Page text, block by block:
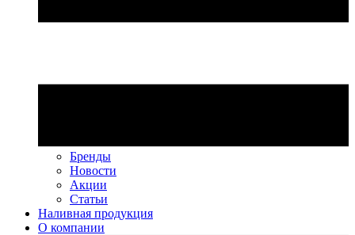
Бренды
Новости
Акции
Статьи
Наливная продукция
О компании